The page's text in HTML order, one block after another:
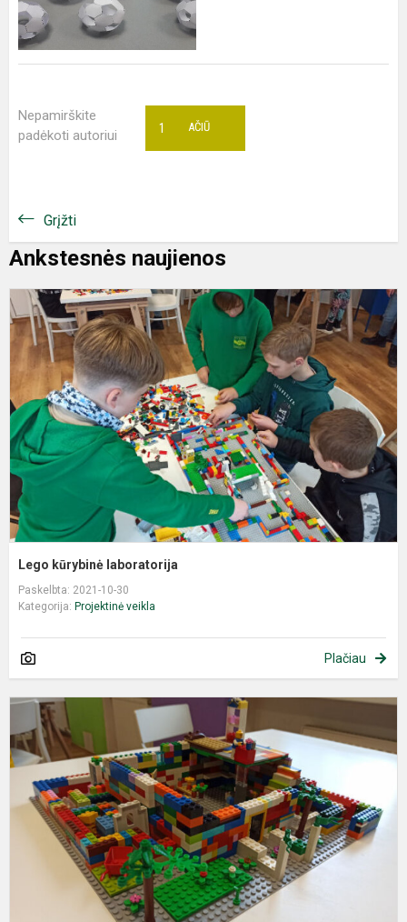
Nepamirškite
padėkoti autoriui
AČIŪ
1
Grįžti
Ankstesnės naujienos
Lego kūrybinė laboratorija
Paskelbta: 2021-10-30
Kategorija: Projektinė veikla
Plačiau